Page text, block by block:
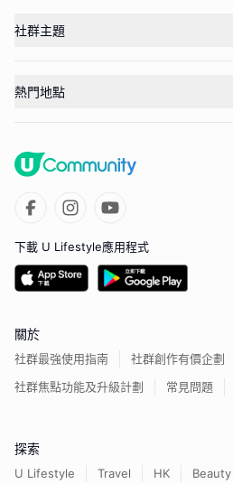
社群主題
熱門地點
下載 U Lifestyle應用程式
關於
社群最強使用指南
社群創作有價企劃
社群焦點功能及升級計劃
常見問題
探索
U Lifestyle Travel HK Beauty